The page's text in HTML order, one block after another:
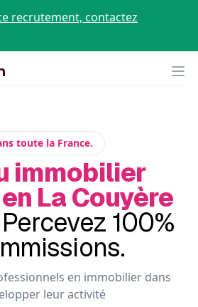
recrutement, contactez
toute la France.
immobilier
La Couyère
Percevez 100%
en immobilier dans
leur activité